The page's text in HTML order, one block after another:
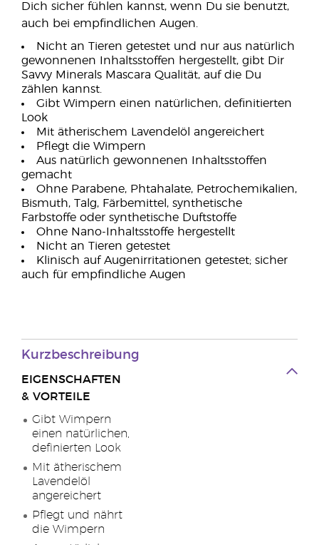
Dich sicher fühlen kannst, wenn Du sie benutzt,
auch bei empfindlichen Augen.
Nicht an Tieren getestet und nur aus natürlich
gewonnenen Inhaltsstoffen hergestellt, gibt Dir
Savvy Minerals Mascara Qualität, auf die Du
zählen kannst.
Gibt Wimpern einen natürlichen, definitierten
Look
Mit ätherischem Lavendelöl angereichert
Pflegt die Wimpern
Aus natürlich gewonnenen Inhaltsstoffen
gemacht
Ohne Parabene, Phtahalate, Petrochemikalien,
Bismuth, Talg, Färbemittel, synthetische
Farbstoffe oder synthetische Duftstoffe
Ohne Nano-Inhaltsstoffe hergestellt
Nicht an Tieren getestet
Klinisch auf Augenirritationen getestet; sicher
auch für empfindliche Augen
Kurzbeschreibung
EIGENSCHAFTEN
& VORTEILE
Gibt Wimpern
einen natürlichen,
definierten Look
Mit ätherischem
Lavendelöl
angereichert
Pflegt und nährt
die Wimpern